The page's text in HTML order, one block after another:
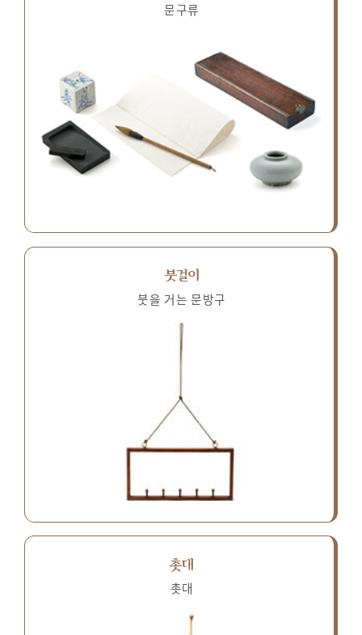
문구류
붓걸이
붓을 거는 문방구
촛대
촛대